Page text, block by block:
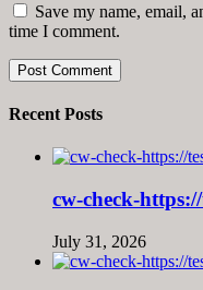
Save my name, email,
time I comment.
Recent Posts
cw-check-
July 31, 2026